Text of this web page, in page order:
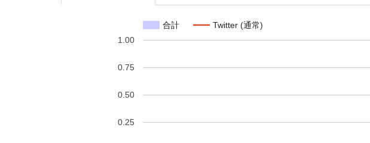
合計 Twitter (通常)
0.25
0.50
0.75
1.00